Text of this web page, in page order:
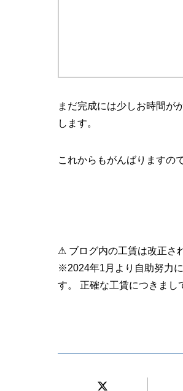
まだ完成には少しお時間が
します。
これからもがんばりますの
⚠ ブログ内の工賃は改正さ
※2024年1月より自助努力
す。 正確な工賃につきまし